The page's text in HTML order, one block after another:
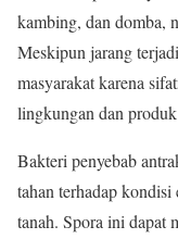
kambing, dan domba,
Meskipun jarang
masyarakat karena
lingkungan dan
Bakteri penyebab
tahan terhadap kondisi
tanah. Spora ini dapat